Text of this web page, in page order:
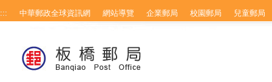
跳到主要內容區塊
::: 中華郵政全球資訊網 網站導覽 企業郵局 校園郵局 兒童郵局